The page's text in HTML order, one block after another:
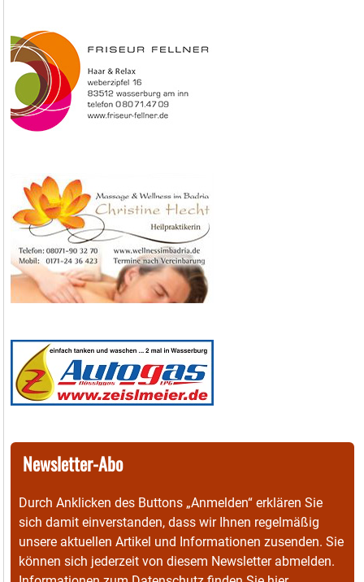
Newsletter-Abo
Durch Anklicken des Buttons „Anmelden“ erklären Sie
sich damit einverstanden, dass wir Ihnen regelmäßig
unsere aktuellen Artikel und Informationen zusenden. Sie
können sich jederzeit von diesem Newsletter abmelden.